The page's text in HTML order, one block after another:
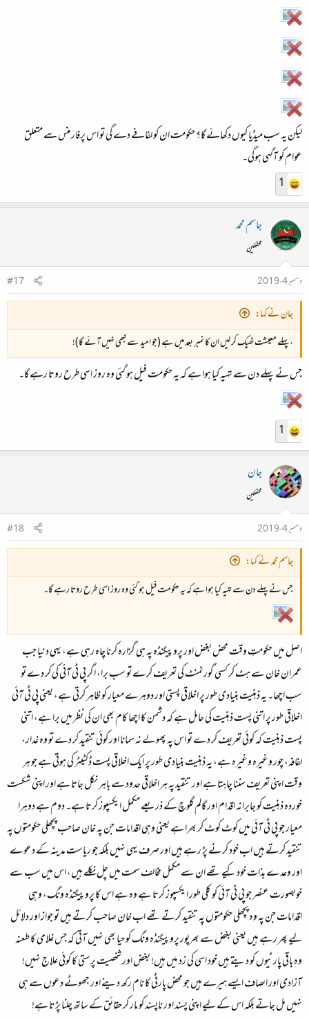
لیکن یہ سب میڈیا کیوں دکھائے گا؟ حکومت ان کو لفافے دے گی تو اس پرفارمنس سے متعلق
عوام کو آگہی ہوگی۔
1
جاسم محمد
محفلین
دسمبر 4، 2019
#17
جان نے کہا:
، پہلے معیشت ٹھیک کر لیں ان کا نمبر بعد میں ہے (جو امید سے کبھی نہیں آئے گا)!
جس نے پہلے دن سے تہیہ کیا ہوا ہے کہ یہ حکومت فیل ہو گئی وہ روز اسی طرح روتا رہے گا۔
1
جان
محفلین
دسمبر 4، 2019
#18
جاسم محمد نے کہا:
جس نے پہلے دن سے تہیہ کیا ہوا ہے کہ یہ حکومت فیل ہو گئی وہ روز اسی طرح روتا رہے گا۔
اصل میں حکومتِ وقت محض بغض اور پروپیگنڈہ پہ ہی گزارہ کرنا چاہ رہی ہے، یہی دنیا جب
عمران خان سے ہٹ کر کسی گورنمنٹ کی تعریف کرے تو سب برا، اگر پی ٹی آئی کی کر دے تو
سب اچھا۔ یہ ذہنیت بنیادی طور پر اخلاقی پستی اور دوہرے معیار کو ظاہر کرتی ہے، یعنی پی ٹی آئی
اخلاقی طور پر اتنی پست ذہنیت کی حامل ہے کہ دشمن کا اچھا کام بھی ان کی نظر میں برا ہے، اتنی
پست ذہنیت کہ کوئی تعریف کر دے تو اس پہ پھولے نہ سمانا اور کوئی تنقید کر دے تو وہ غدار،
لفافہ، چور وغیرہ وغیرہ ہے، یہ ذہنیت بنیادی طور پر ایک اخلاقی پست ڈکٹیٹر کی ہوتی ہے جو ہر
وقت اپنی تعریف سننا چاہتا ہے اور تنقید پہ ہر اخلاقی حدود سے باہر نکل جاتا ہے اور اپنی شکست
خوردہ ذہنیت کو جابرانہ اقدام اور گالم گلوچ کے ذریعے مکمل ایکسپوز کرتا ہے۔ دوم ہے دوہرا
معیار جو پی ٹی آئی میں کوٹ کوٹ کر بھرا ہے یعنی وہی اقدامات جن پہ خان صاحب پچھلی حکومتوں پہ
تنقید کرتے ہیں اب خود کرنے پڑ رہے ہیں اور صرف یہی نہیں بلکہ جو ریاست مدینہ کے دعوے
اور وعدے بذات خود کیے تھے ان سے مکمل مخالف سمت میں چل نکلے ہیں، اس میں سب سے
خوبصورت عنصر جو پی ٹی آئی کو کلی طور ایکسپوز کرتا ہے وہ ہے اس کا پروپیگنڈہ ونگ، وہی
اقدامات جن پہ وہ پچھلی حکومتوں پہ تنقید کرتے تھے اب خان صاحب کرتے ہیں تو جواز اور دلائل
لیے پھر رہے ہیں یعنی بغض سے بھرپور پروپیگنڈہ ونگ کو حیا بھی نہیں آتی کہ جس غلامی کا طعنہ
وہ باقی پارٹیوں کو دیتے ہیں خود اسی کی زد میں ہیں! بغض اور شخصیت پرستی کا کوئی علاج نہیں!
آزادی اور اںصاف ایسے ہیرے ہیں جو محض پارٹی کا نام رکھ دینے اور جھوٹے دعوں سے ہی
نہیں مل جاتے بلکہ اس کے لیے اپنی پسند اور ناپسند کو مار کر حقائق کے ساتھ چلنا پڑتا ہے!